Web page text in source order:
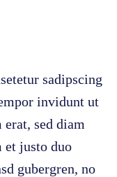
sadipscing
invidunt ut
sed diam
et justo duo
gubergren, no